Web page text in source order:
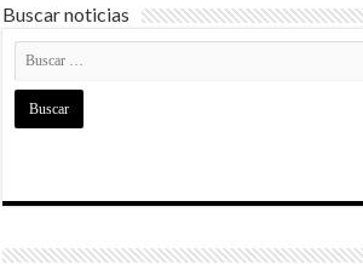
Buscar noticias